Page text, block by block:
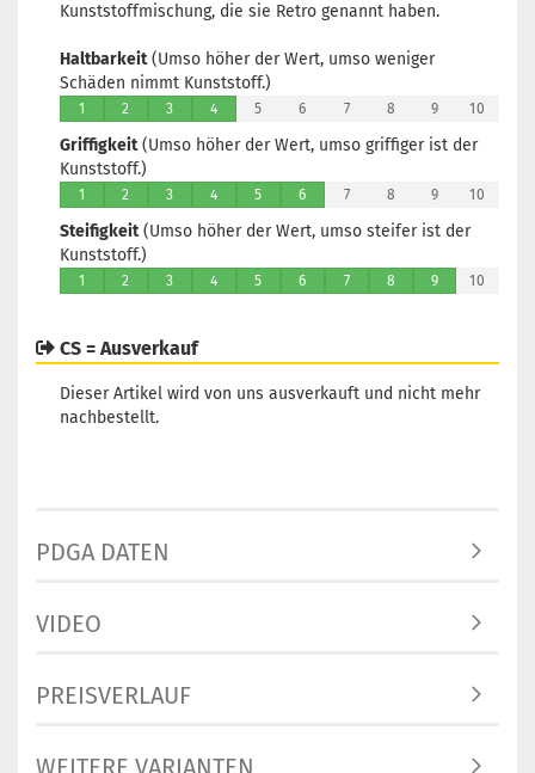
Kunststoffmischung, die sie Retro genannt haben.
Haltbarkeit(Umso höher der Wert, umso weniger
Schäden nimmt Kunststoff.)
1 2 3 4 5 6 7 8 9 10
Griffigkeit(Umso höher der Wert, umso griffiger ist der
Kunststoff.)
1 2 3 4 5 6 7 8 9 10
Steifigkeit(Umso höher der Wert, umso steifer ist der
Kunststoff.)
1 2 3 4 5 6 7 8 9 10
CS = Ausverkauf
Dieser Artikel wird von uns ausverkauft und nicht mehr
nachbestellt.
PDGA DATEN
VIDEO
PREISVERLAUF